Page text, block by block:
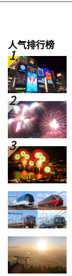
人气排行榜